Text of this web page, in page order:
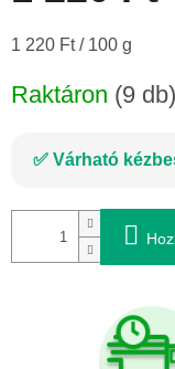
Egységár:
1 220 Ft / 100 g
Raktáron (9 db)
Várható